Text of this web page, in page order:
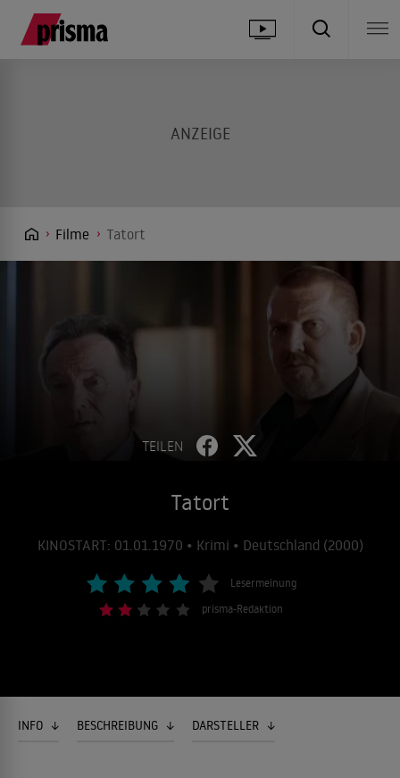
Filme Tatort
TEILEN
Tatort
KINOSTART: 01.01.1970 • Krimi • Deutschland (2000)
Lesermeinung
prisma-Redaktion
INFO BESCHREIBUNG DARSTELLER